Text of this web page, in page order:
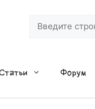
Форум